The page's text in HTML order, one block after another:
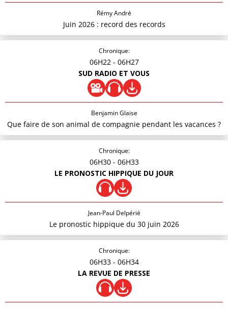
Rémy André
Juin 2026 : record des records
Chronique:
06H22 - 06H27
SUD RADIO ET VOUS
Benjamin Glaise
Que faire de son animal de compagnie pendant les vacances ?
Chronique:
06H30 - 06H33
LE PRONOSTIC HIPPIQUE DU JOUR
Jean-Paul Delpérié
Le pronostic hippique du 30 juin 2026
Chronique:
06H33 - 06H34
LA REVUE DE PRESSE